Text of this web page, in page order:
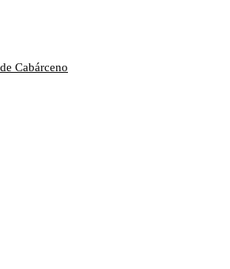
Cabárceno